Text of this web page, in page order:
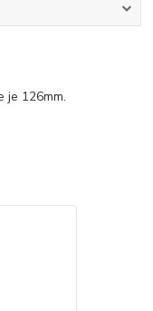
je 126mm.